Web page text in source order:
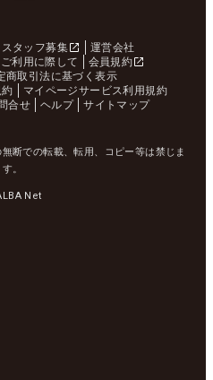
スタッフ募集
運営会社
ご利用に際して
会員規約
商取引法に基づく表示
マイページサービス利用規約
合せ ヘルプ サイトマップ
断での転載、転用、コピー等は禁じま
す。
Net